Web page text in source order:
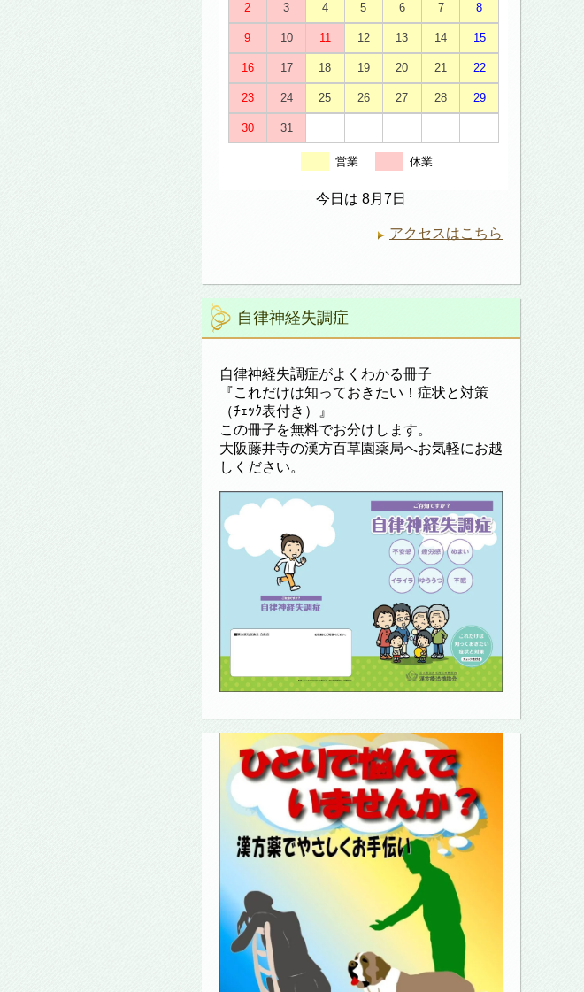
2 3 4 5 6 7 8
9 10 11 12 13 14 15
16 17 18 19 20 21 22
23 24 25 26 27 28 29
30 31
営業 休業
今日は 8月7日
アクセスはこちら
自律神経失調症
自律神経失調症がよくわかる冊子
『これだけは知っておきたい！症状と対策
（ﾁｪｯｸ表付き）』
この冊子を無料でお分けします。
大阪藤井寺の漢方百草園薬局へお気軽にお越
しください。